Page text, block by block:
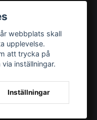
webbplats skall
upplevelse.
att trycka på
inställningar.
Inställningar